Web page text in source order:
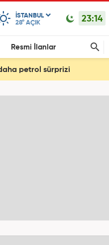
ISTANBUL
28° AÇIK 23:14
Resmi İlanlar
petrol sürprizi